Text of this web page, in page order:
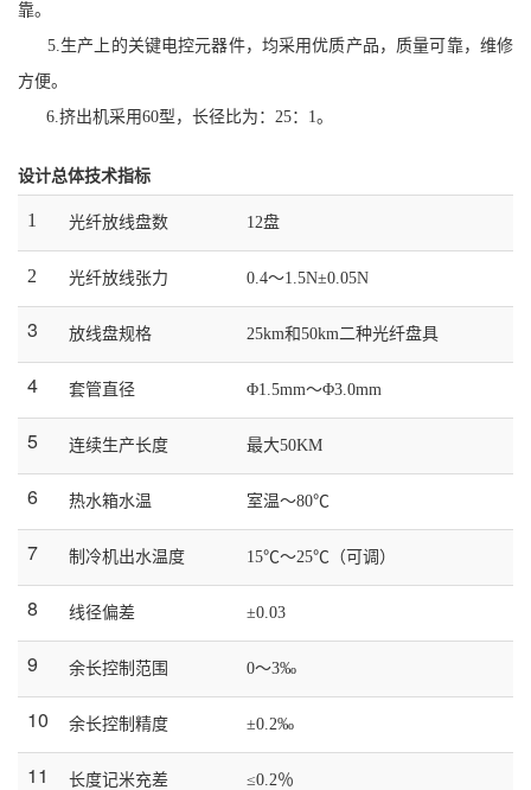
靠。
5.生产上的关键电控元器件，均采用优质产品，质量可靠，维修
方便。
6.挤出机采用60型，长径比为：25：1。
设计总体技术指标
1 光纤放线盘数 12盘
2 光纤放线张力 0.4～1.5N±0.05N
3 放线盘规格 25km和50km二种光纤盘具
4 套管直径 Φ1.5mm～Φ3.0mm
5 连续生产长度 最大50KM
6 热水箱水温 室温～80℃
7 制冷机出水温度 15℃～25℃（可调）
8 线径偏差 ±0.03
9 余长控制范围 0～3‰
10 余长控制精度 ±0.2‰
11 长度记米充差 ≤0.2％